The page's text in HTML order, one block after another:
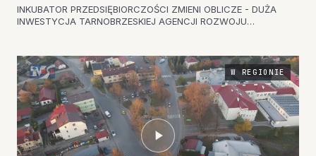
INKUBATOR PRZEDSIĘBIORCZOŚCI ZMIENI OBLICZE - DUŻA
INWESTYCJA TARNOBRZESKIEJ AGENCJI ROZWOJU
Przedsiębiorczości, który znajduje si…
W REGIONIE